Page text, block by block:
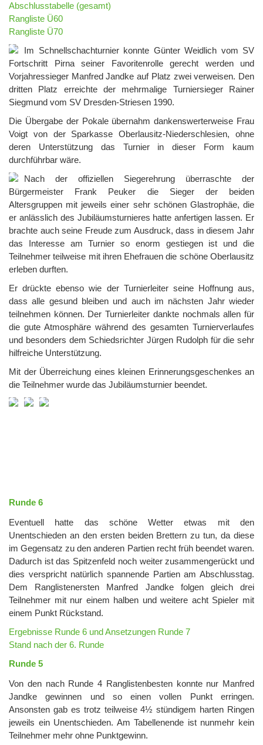
Abschlusstabelle (gesamt)
Rangliste Ü60
Rangliste Ü70
Im Schnellschachturnier konnte Günter Weidlich vom SV
Fortschritt Pirna seiner Favoritenrolle gerecht werden und
Vorjahressieger Manfred Jandke auf Platz zwei verweisen. Den
dritten Platz erreichte der mehrmalige Turniersieger Rainer
Siegmund vom SV Dresden-Striesen 1990.
Die Übergabe der Pokale übernahm dankenswerterweise Frau
Voigt von der Sparkasse Oberlausitz-Niederschlesien, ohne
deren Unterstützung das Turnier in dieser Form kaum
durchführbar wäre.
Nach der offiziellen Siegerehrung überraschte der
Bürgermeister Frank Peuker die Sieger der beiden
Altersgruppen mit jeweils einer sehr schönen Glastrophäe, die
er anlässlich des Jubiläumsturnieres hatte anfertigen lassen. Er
brachte auch seine Freude zum Ausdruck, dass in diesem Jahr
das Interesse am Turnier so enorm gestiegen ist und die
Teilnehmer teilweise mit ihren Ehefrauen die schöne Oberlausitz
erleben durften.
Er drückte ebenso wie der Turnierleiter seine Hoffnung aus,
dass alle gesund bleiben und auch im nächsten Jahr wieder
teilnehmen können. Der Turnierleiter dankte nochmals allen für
die gute Atmosphäre während des gesamten Turnierverlaufes
und besonders dem Schiedsrichter Jürgen Rudolph für die sehr
hilfreiche Unterstützung.
Mit der Überreichung eines kleinen Erinnerungsgeschenkes an
die Teilnehmer wurde das Jubiläumsturnier beendet.
Runde 6
Eventuell hatte das schöne Wetter etwas mit den
Unentschieden an den ersten beiden Brettern zu tun, da diese
im Gegensatz zu den anderen Partien recht früh beendet waren.
Dadurch ist das Spitzenfeld noch weiter zusammengerückt und
dies verspricht natürlich spannende Partien am Abschlusstag.
Dem Ranglistenersten Manfred Jandke folgen gleich drei
Teilnehmer mit nur einem halben und weitere acht Spieler mit
einem Punkt Rückstand.
Ergebnisse Runde 6 und Ansetzungen Runde 7
Stand nach der 6. Runde
Runde 5
Von den nach Runde 4 Ranglistenbesten konnte nur Manfred
Jandke gewinnen und so einen vollen Punkt erringen.
Ansonsten gab es trotz teilweise 4½ stündigem harten Ringen
jeweils ein Unentschieden. Am Tabellenende ist nunmehr kein
Teilnehmer mehr ohne Punktgewinn.